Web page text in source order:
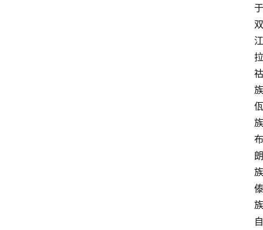
于
双
江
拉
祜
族
佤
族
布
朗
族
傣
族
自